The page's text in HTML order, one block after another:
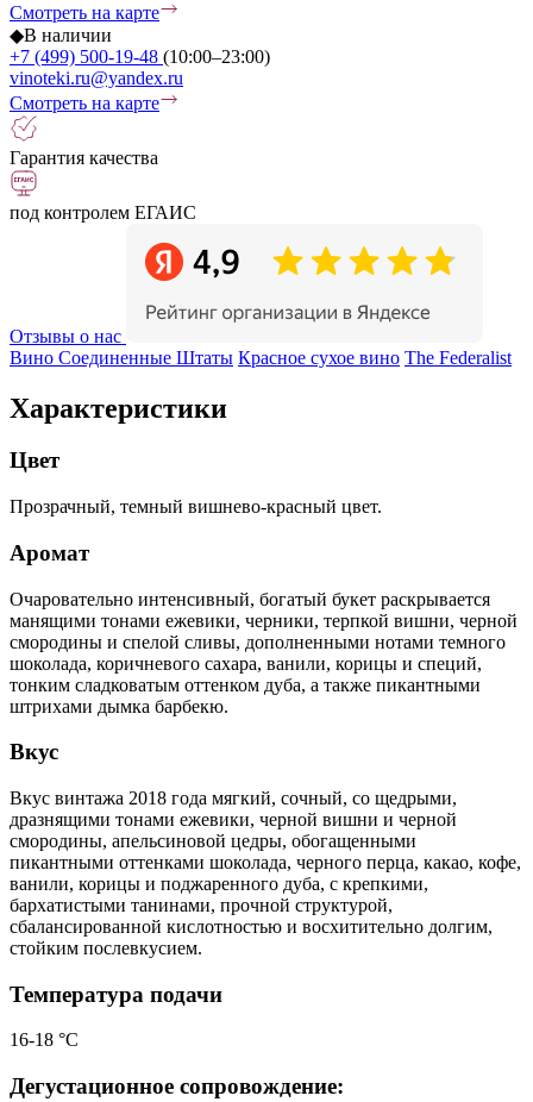
Смотреть на карте
◆В наличии
+7 (499) 500-19-48 (10:00–23:00)
vinoteki.ru@yandex.ru
Смотреть на карте
Гарантия качества
под контролем ЕГАИС
Отзывы о нас
Вино Соединенные Штаты Красное сухое вино The Federalist
Характеристики
Цвет
Прозрачный, темный вишнево-красный цвет.
Аромат
Очаровательно интенсивный, богатый букет раскрывается
манящими тонами ежевики, черники, терпкой вишни, черной
смородины и спелой сливы, дополненными нотами темного
шоколада, коричневого сахара, ванили, корицы и специй,
тонким сладковатым оттенком дуба, а также пикантными
штрихами дымка барбекю.
Вкус
Вкус винтажа 2018 года мягкий, сочный, со щедрыми,
дразнящими тонами ежевики, черной вишни и черной
смородины, апельсиновой цедры, обогащенными
пикантными оттенками шоколада, черного перца, какао, кофе,
ванили, корицы и поджаренного дуба, с крепкими,
бархатистыми танинами, прочной структурой,
сбалансированной кислотностью и восхитительно долгим,
стойким послевкусием.
Температура подачи
16-18 °С
Дегустационное сопровождение: